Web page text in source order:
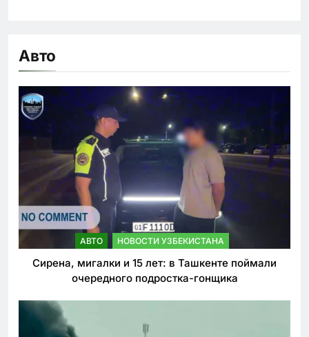
Авто
АВТО НОВОСТИ УЗБЕКИСТАНА
Сирена, мигалки и 15 лет: в Ташкенте поймали
очередного подростка-гонщика